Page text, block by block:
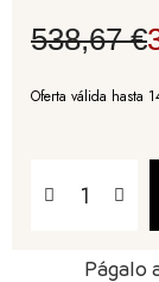
538,67 €
Oferta válida hasta
Págalo